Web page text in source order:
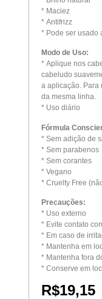
* Maciez
* Antifrizz
* Pode ser usado
Modo de Uso:
* Aplique nos
cabeludo
a aplicação. Para
da mesma linha.
* Uso diário
Fórmula
* Sem adição de
* Sem parabenos
* Sem corantes
* Vegano
* Cruelty Free
Precauções:
* Uso externo
* Evite contato
* Em caso de
* Mantenha em
* Mantenha fora
* Conserve em
R$19,15